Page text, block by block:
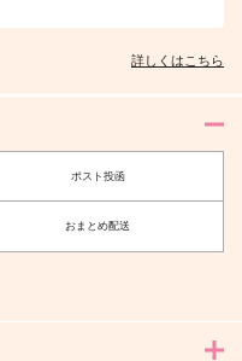
サンプル
作品詳細
詳しくはこちら
ポスト投函
おまとめ配送